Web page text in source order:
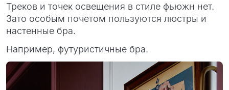
Треков и точек освещения в стиле фьюжн нет.
Зато особым почетом пользуются люстры и
настенные бра.
Например, футуристичные бра.